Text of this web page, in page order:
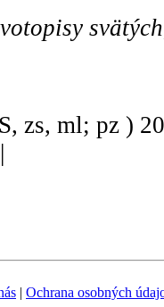
zs, ml; pz )
|
| Ochrana osobných